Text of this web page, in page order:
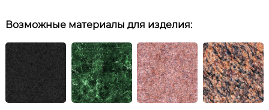
Возможные материалы для изделия: